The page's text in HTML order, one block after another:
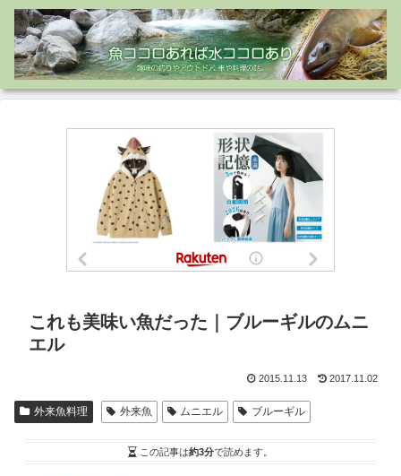
これも美味い魚だった｜ブルーギルのムニ
エル
2015.11.13 2017.11.02
外来魚料理 外来魚 ムニエル ブルーギル
この記事は約3分で読めます。